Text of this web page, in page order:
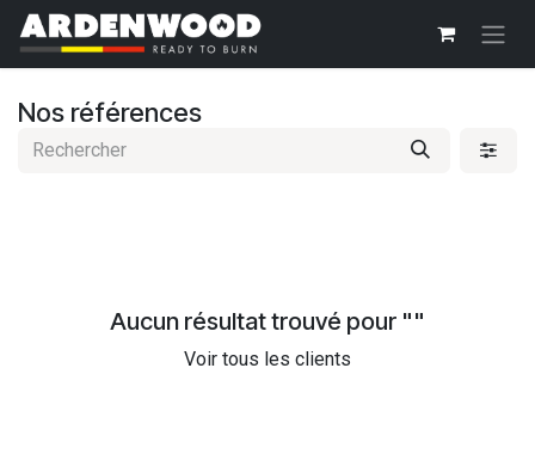
Se rendre au contenu
Nos références
Aucun résultat trouvé pour ""
Voir tous les clients